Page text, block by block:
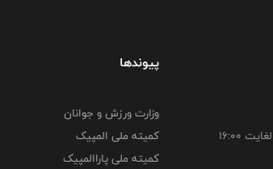
پیوندها
وزارت ورزش و جوانان
کمیته ملی المپیک
کمیته ملی پاراالمپیک